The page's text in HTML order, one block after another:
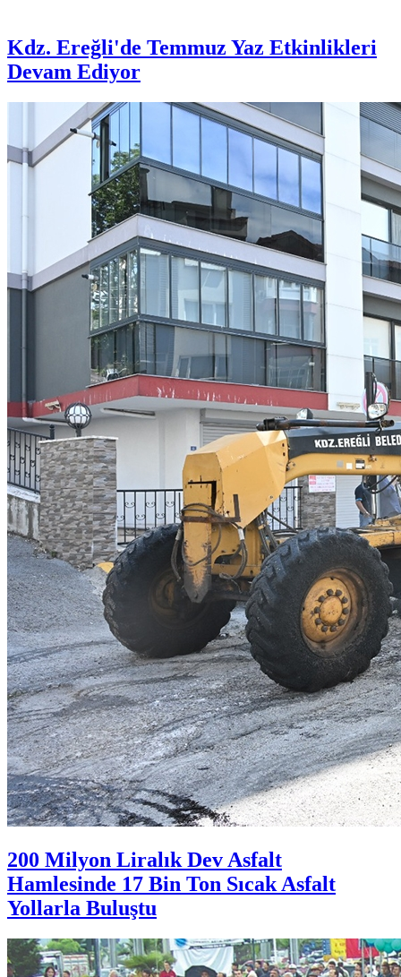
Kdz. Ereğli'de Temmuz Yaz Etkinlikleri
Devam Ediyor
200 Milyon Liralık Dev Asfalt
Hamlesinde 17 Bin Ton Sıcak Asfalt
Yollarla Buluştu